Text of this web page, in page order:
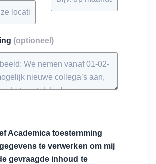
(optioneel)
Academica toestemming
te verwerken om mij
gevraagde inhoud te